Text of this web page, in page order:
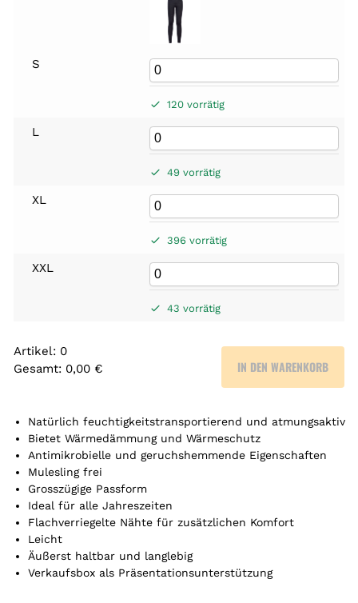
S
120 vorrätig
L
49 vorrätig
XL
396 vorrätig
XXL
43 vorrätig
Artikel: 0
Gesamt: 0,00 €
r
t
i
k
e
l
.
Y
o
u
IN DEN WARENKORB
Natürlich feuchtigkeitstransportierend und atmungsaktiv
Bietet Wärmedämmung und Wärmeschutz
Antimikrobielle und geruchshemmende Eigenschaften
Mulesling frei
Grosszügige Passform
Ideal für alle Jahreszeiten
Flachverriegelte Nähte für zusätzlichen Komfort
Leicht
Äußerst haltbar und langlebig
Verkaufsbox als Präsentationsunterstützung